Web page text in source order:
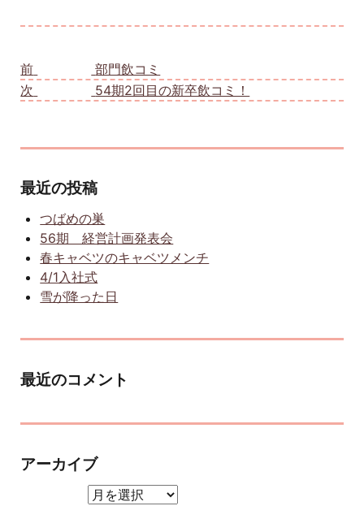
前
部門飲コミ
次
54期2回目の新卒飲コミ！
最近の投稿
つばめの巣
56期 経営計画発表会
春キャベツのキャベツメンチ
4/1入社式
雪が降った日
最近のコメント
アーカイブ